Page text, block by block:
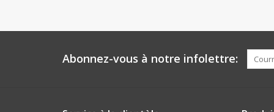
Abonnez-vous à notre infolettre: